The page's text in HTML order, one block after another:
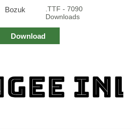
Bozuk
.TTF - 7090
Downloads
Download